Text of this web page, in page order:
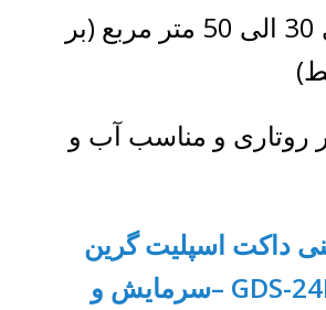
مناسب برای 30 الی 50 متر مربع (بر
روتاری و مناسب آب و
داکت اسپلیت گرین
سرمایش و